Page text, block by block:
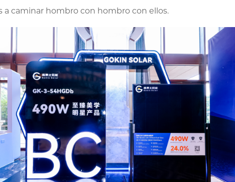
caminar hombro con hombro con ellos.